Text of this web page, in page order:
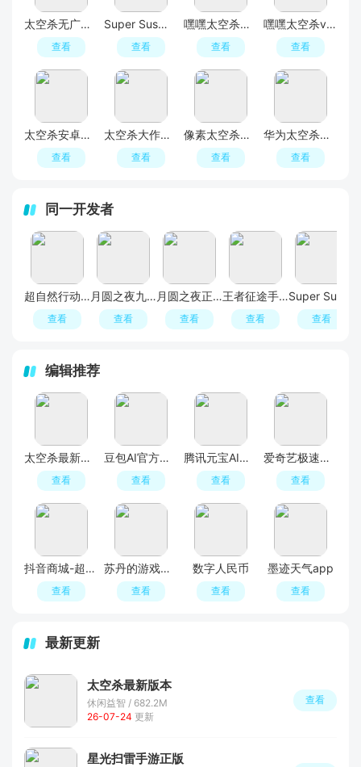
太空杀无广告破解版
查看
Super Sus谁是内鬼国际版谷歌版
查看
嘿嘿太空杀官方正版安装包
查看
嘿嘿太空杀vivo原版更新版本
查看
太空杀安卓中文版去广告版
查看
太空杀大作战无广告修改版
查看
像素太空杀绝地逃生破解版免广告版
查看
华为太空杀大作战官方正版
查看
同一开发者
超自然行动组手游官方正版
查看
月圆之夜九游版本
查看
月圆之夜正版手游
查看
王者征途手游
查看 查看
编辑推荐
太空杀最新版本
查看
豆包AI官方最新版
查看
腾讯元宝AI软件
查看
爱奇艺极速版官方免费最新版
查看
抖音商城-超值好物省心购
查看
苏丹的游戏中文版(Sultans Game)
查看
数字人民币
查看
墨迹天气app
查看
最新更新
太空杀最新版本
休闲益智 / 682.2M
26-07-24 更新
查看
星光扫雷手游正版